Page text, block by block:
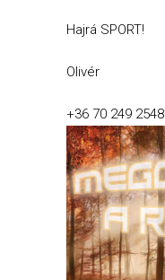
Hajrá SPORT!
Olivér
+36 70 249 2548